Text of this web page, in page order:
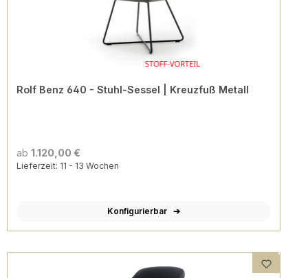
Rolf Benz 640 - Stuhl-Sessel | Kreuzfuß Metall
ab 1.120,00 €
Lieferzeit: 11 - 13 Wochen
Konfigurierbar